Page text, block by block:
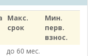
Макс.
срок
Мин.
перв.
взнос.
до 60 мес.